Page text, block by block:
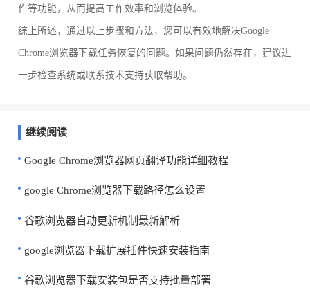
作等功能，从而提高工作效率和浏览体验。
综上所述，通过以上步骤和方法，您可以有效地解决Google
Chrome浏览器下载任务恢复的问题。如果问题仍然存在，建议进
一步检查系统或联系技术支持获取帮助。
继续阅读
Google Chrome浏览器网页翻译功能详细教程
google Chrome浏览器下载路径怎么设置
谷歌浏览器自动更新机制最新解析
google浏览器下载扩展插件快速安装指南
谷歌浏览器下载安装包是否支持批量部署